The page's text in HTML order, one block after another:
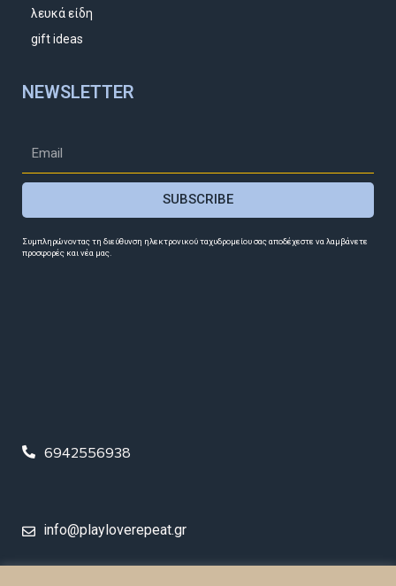
λευκά είδη
gift ideas
NEWSLETTER
SUBSCRIBE
Συμπληρώνοντας τη διεύθυνση ηλεκτρονικού ταχυδρομείου σας αποδέχεστε να λαμβάνετε
προσφορές και νέα μας.
6942556938
info@playloverepeat.gr